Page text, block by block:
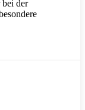
bei der